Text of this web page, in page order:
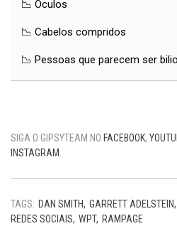
📉 Óculos
📉 Cabelos compridos
📉 Pessoas que parecem ser
SIGA O GIPSYTEAM NO FACEBOOK,
INSTAGRAM
TAGS: DAN SMITH GARRETT ADELSTEIN
REDES SOCIAIS WPT RAMPAGE